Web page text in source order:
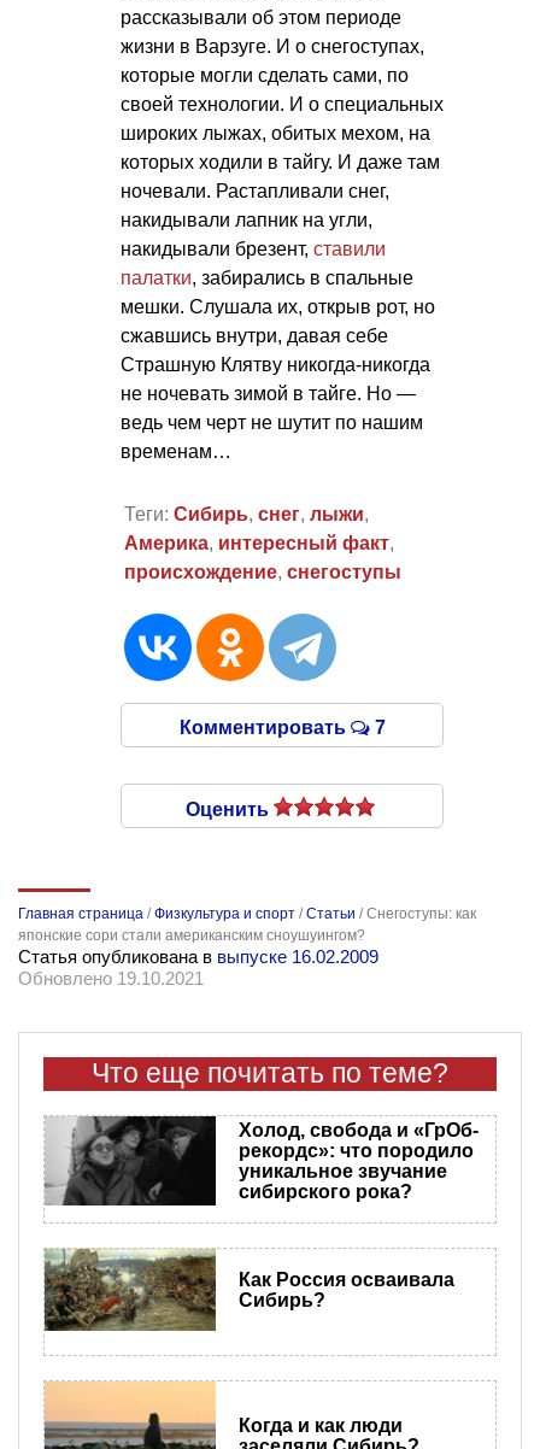
рассказывали об этом периоде
жизни в Варзуге. И о снегоступах,
которые могли сделать сами, по
своей технологии. И о специальных
широких лыжах, обитых мехом, на
которых ходили в тайгу. И даже там
ночевали. Растапливали снег,
накидывали лапник на угли,
накидывали брезент, ставили
палатки, забирались в спальные
мешки. Слушала их, открыв рот, но
сжавшись внутри, давая себе
Страшную Клятву никогда-никогда
не ночевать зимой в тайге. Но —
ведь чем черт не шутит по нашим
временам…
Теги: Сибирь, снег, лыжи,
Америка, интересный факт,
происхождение, снегоступы
Комментировать 7
Оценить
Главная страница /Физкультура и спорт /Статьи /Снегоступы: как
японские сори стали американским сноушуингом?
Статья опубликована в выпуске 16.02.2009
Обновлено 19.10.2021
Что еще почитать по теме?
Холод, свобода и «ГрОб-
рекордс»: что породило
уникальное звучание
сибирского рока?
Как Россия осваивала
Сибирь?
Когда и как люди